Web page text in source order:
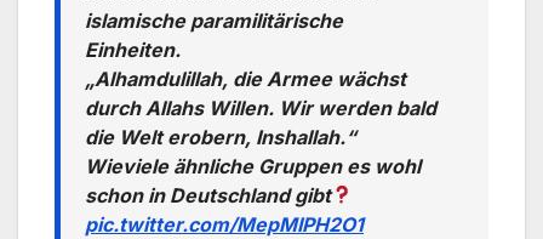
islamische paramilitärische
Einheiten.
„Alhamdulillah, die Armee wächst
durch Allahs Willen. Wir werden bald
die Welt erobern, Inshallah.“
Wieviele ähnliche Gruppen es wohl
schon in Deutschland gibt
pic.twitter.com/MepMIPH2O1